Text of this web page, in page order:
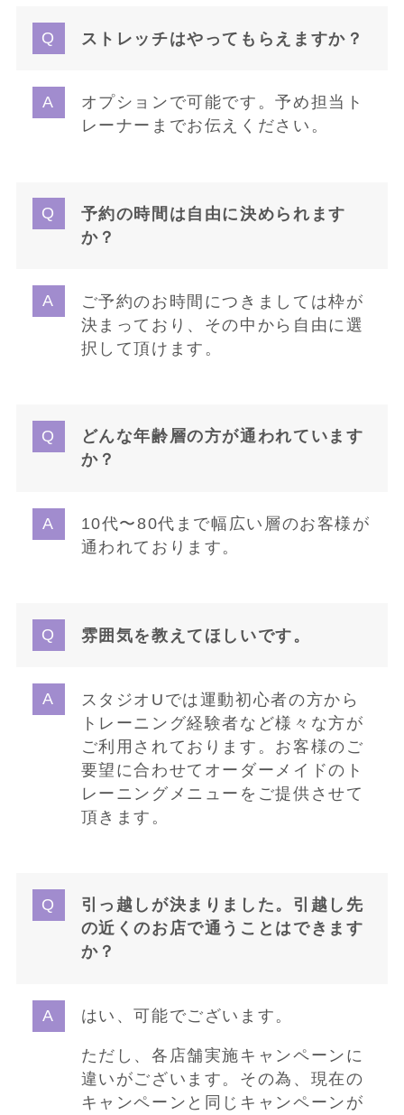
ストレッチはやってもらえますか？
オプションで可能です。予め担当ト
レーナーまでお伝えください。
予約の時間は自由に決められます
か？
ご予約のお時間につきましては枠が
決まっており、その中から自由に選
択して頂けます。
どんな年齢層の方が通われています
か？
10代〜80代まで幅広い層のお客様が
通われております。
雰囲気を教えてほしいです。
スタジオUでは運動初心者の方から
トレーニング経験者など様々な方が
ご利用されております。お客様のご
要望に合わせてオーダーメイドのト
レーニングメニューをご提供させて
頂きます。
引っ越しが決まりました。引越し先
の近くのお店で通うことはできます
か？
はい、可能でございます。
ただし、各店舗実施キャンペーンに
違いがございます。その為、現在の
キャンペーンと同じキャンペーンが